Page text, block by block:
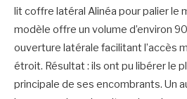
lit coffre latéral Alinéa pour palier le
modèle offre un volume d’environ
ouverture latérale facilitant l’accès
étroit. Résultat : ils ont pu libérer le
principale de ses encombrants. Un